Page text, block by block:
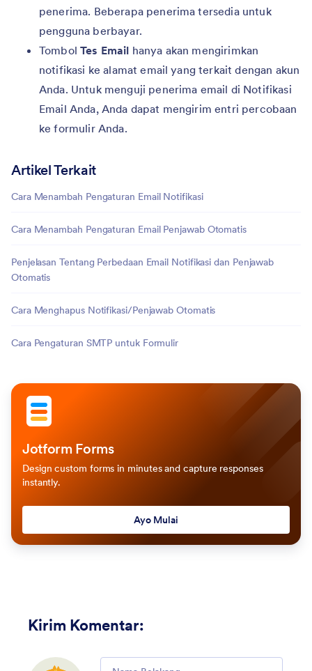
penerima. Beberapa penerima tersedia untuk
pengguna berbayar.
TombolTes Email hanya akan mengirimkan
notifikasi ke alamat email yang terkait dengan akun
Anda. Untuk menguji penerima email di Notifikasi
Email Anda, Anda dapat mengirim entri percobaan
ke formulir Anda.
Artikel Terkait
Cara Menambah Pengaturan Email Notifikasi
Cara Menambah Pengaturan Email Penjawab Otomatis
Penjelasan Tentang Perbedaan Email Notifikasi dan Penjawab
Otomatis
Cara Menghapus Notifikasi/Penjawab Otomatis
Cara Pengaturan SMTP untuk Formulir
Jotform Forms
Design custom forms in minutes and capture responses
instantly.
Ayo Mulai
Kirim Komentar: